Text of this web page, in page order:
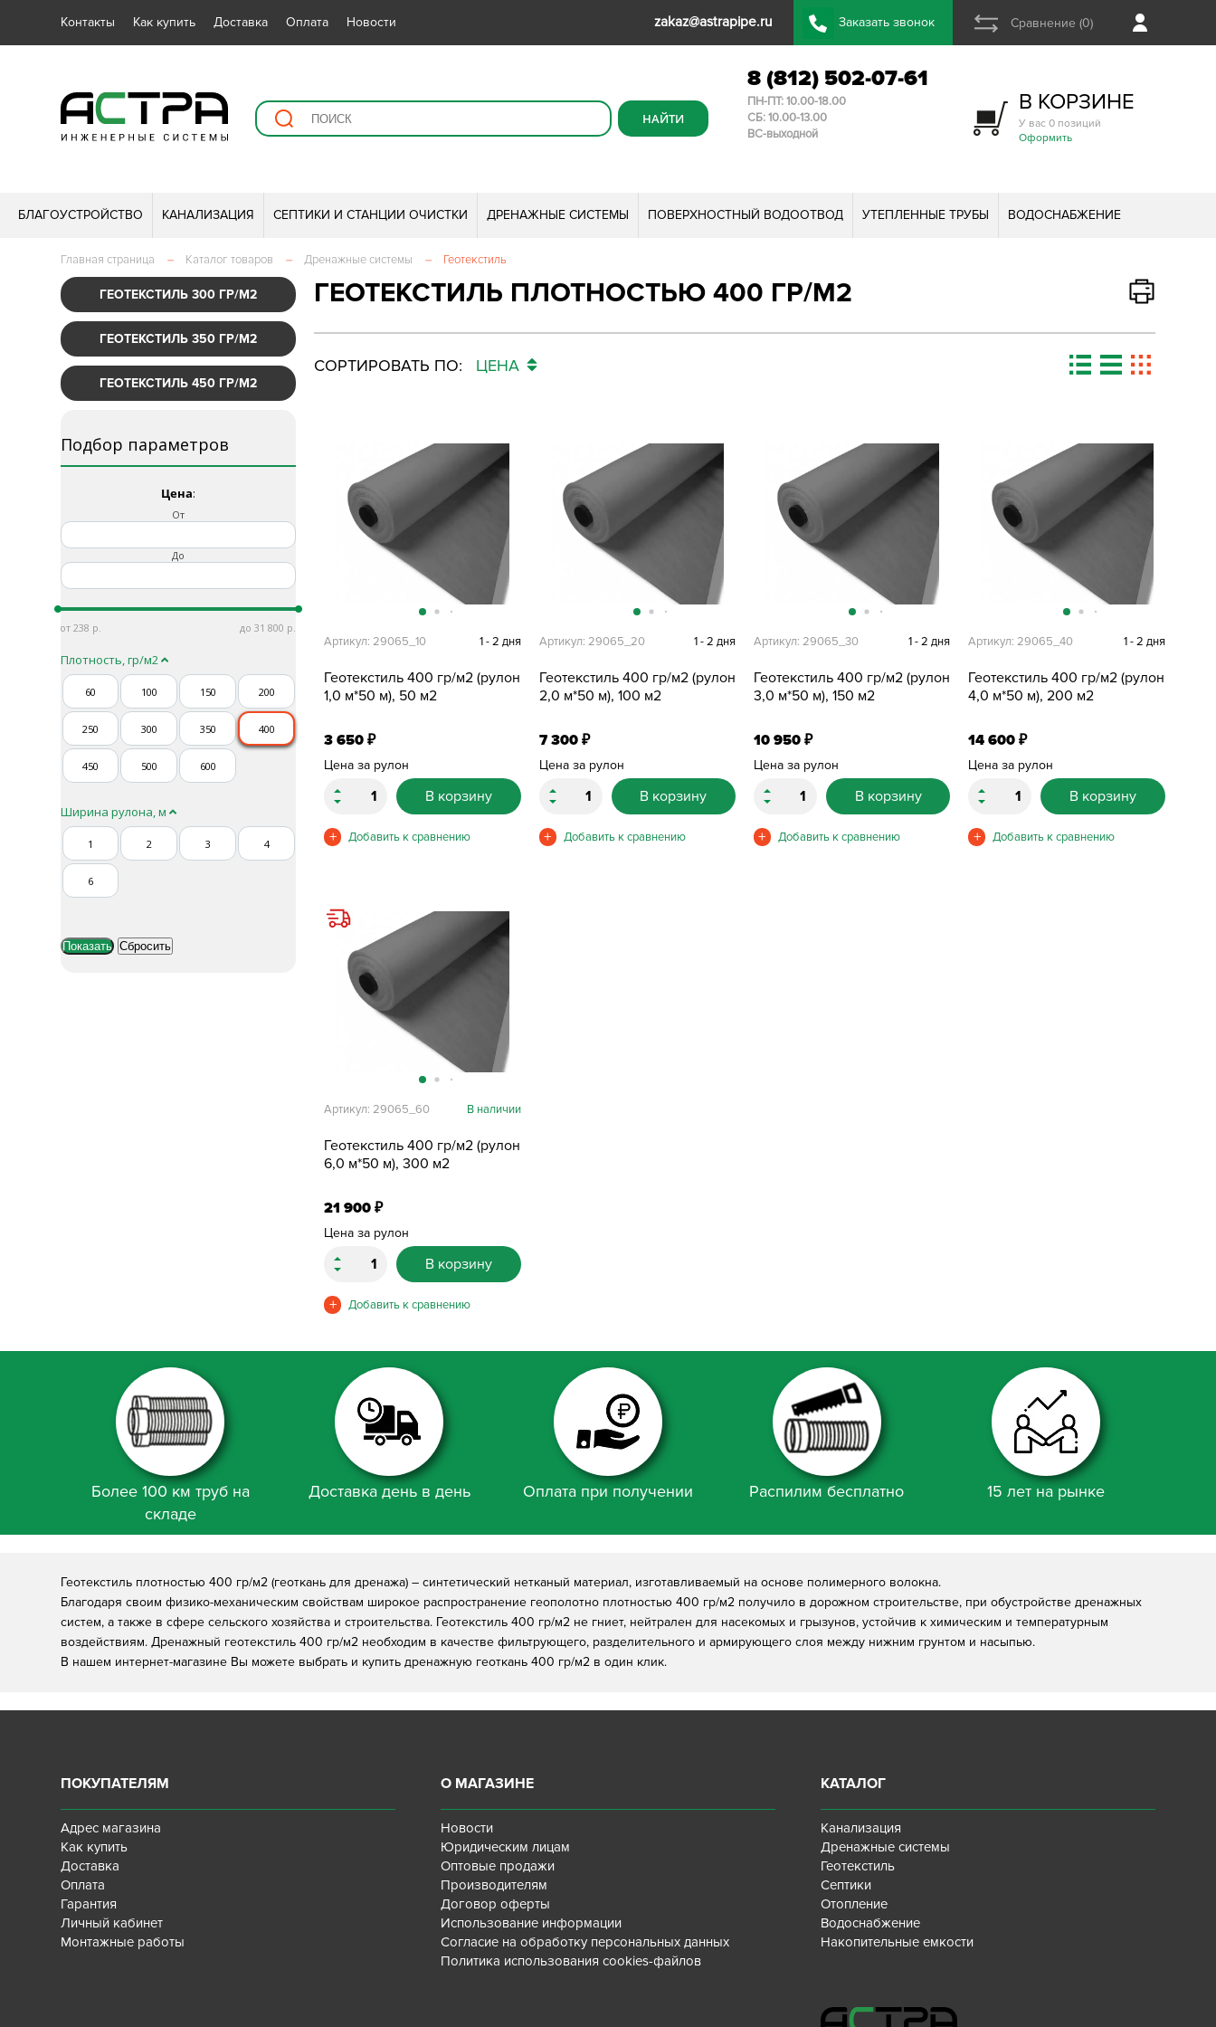
Контакты Как купить Доставка Оплата Новости zakaz@astrapipe.ru Заказать звонок Сравнение (0)
8 (812) 502-07-61
ПН-ПТ: 10.00-18.00
СБ: 10.00-13.00
ВС-выходной
В КОРЗИНЕ
У вас 0 позиций
Оформить
БЛАГОУСТРОЙСТВО КАНАЛИЗАЦИЯ СЕПТИКИ И СТАНЦИИ ОЧИСТКИ ДРЕНАЖНЫЕ СИСТЕМЫ ПОВЕРХНОСТНЫЙ ВОДООТВОД УТЕПЛЕННЫЕ ТРУБЫ ВОДОСНАБЖЕНИЕ
Главная страница – Каталог товаров – Дренажные системы – Геотекстиль
ГЕОТЕКСТИЛЬ 300 ГР/М2
ГЕОТЕКСТИЛЬ 350 ГР/М2
ГЕОТЕКСТИЛЬ 450 ГР/М2
Подбор параметров
Цена:
От
До
238 31 800
Плотность, гр/м2
60 100 150 200
250 300 350 400
450 500 600
Ширина рулона, м
1 2 3 4
6
ГЕОТЕКСТИЛЬ ПЛОТНОСТЬЮ 400 ГР/М2
СОРТИРОВАТЬ ПО: ЦЕНА
Геотекстиль 400 гр/м2 (рулон
1,0 м*50 м), 50 м2
Артикул: 29065_10 1 - 2 дня
3 650₽
Цена за рулон
В корзину
Геотекстиль 400 гр/м2 (рулон
2,0 м*50 м), 100 м2
Артикул: 29065_20 1 - 2 дня
7 300 ₽
Цена за рулон
В корзину
Геотекстиль 400 гр/м2 (рулон
3,0 м*50 м), 150 м2
Артикул: 29065_30 1 - 2 дня
10 950 ₽
Цена за рулон
В корзину
Геотекстиль 400 гр/м2 (рулон
4,0 м*50 м), 200 м2
Артикул: 29065_40 1 - 2 дня
14 600₽
Цена за рулон
В корзину
Геотекстиль 400 гр/м2 (рулон
6,0 м*50 м), 300 м2
Артикул: 29065_60 В наличии
21 900₽
Цена за рулон
В корзину
Более 100 км труб на
складе
Доставка день в день Оплата при получении Распилим бесплатно 15 лет на рынке
Геотекстиль плотностью 400 гр/м2 (геоткань для дренажа) – синтетический нетканый материал, изготавливаемый на основе полимерного волокна.
Благодаря своим физико-механическим свойствам широкое распространение геополотно плотностью 400 гр/м2 получило в дорожном строительстве, при обустройстве дренажных
систем, а также в сфере сельского хозяйства и строительства. Геотекстиль 400 гр/м2 не гниет, нейтрален для насекомых и грызунов, устойчив к химическим и температурным
воздействиям. Дренажный геотекстиль 400 гр/м2 необходим в качестве фильтрующего, разделительного и армирующего слоя между нижним грунтом и насыпью.
В нашем интернет-магазине Вы можете выбрать и купить дренажную геоткань 400 гр/м2 в один клик.
ПОКУПАТЕЛЯМ
Адрес магазина
Как купить
Доставка
Оплата
Гарантия
Личный кабинет
Монтажные работы
О МАГАЗИНЕ
Новости
Юридическим лицам
Оптовые продажи
Производителям
Договор оферты
Использование информации
Согласие на обработку персональных данных
Политика использования cookies-файлов
КАТАЛОГ
Канализация
Дренажные системы
Геотекстиль
Септики
Отопление
Водоснабжение
Накопительные емкости